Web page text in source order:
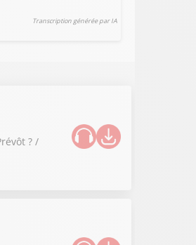
Transcription générée par IA
? /